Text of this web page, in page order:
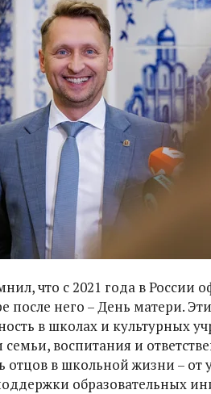
что с 2021 года в России
после него – День матери.
в школах и культурных
воспитания и
в школьной жизни – от
образовательных